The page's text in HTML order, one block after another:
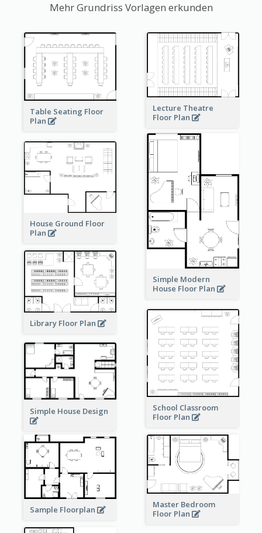
Mehr Grundriss Vorlagen erkunden
Table Seating Floor
Plan
Lecture Theatre
Floor Plan
Simple Modern
House Floor Plan
House Ground Floor
Plan
Library Floor Plan
School Classroom
Floor Plan
Simple House Design
Sample Floorplan
Master Bedroom
Floor Plan